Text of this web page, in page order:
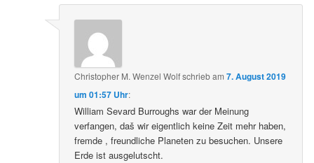
Christopher M. Wenzel Wolfschriebam7. August 2019
um 01:57 Uhr:
William Sevard Burroughs war der Meinung
verfangen, daš wir eigentlich keine Zeit mehr haben,
fremde , freundliche Planeten zu besuchen. Unsere
Erde ist ausgelutscht.